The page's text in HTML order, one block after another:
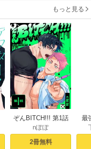
もっと見る
ぞんBITCH!!! 第1話
nぽぽ
2冊無料
最